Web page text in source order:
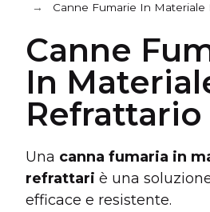
Canne Fumarie In Materiale
Canne
In
Refrattario
Una canna fumaria in
refrattari è una
efficace e resistente.